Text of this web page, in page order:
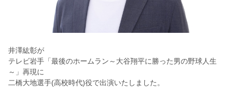
井澤紘彰が
テレビ岩手「最後のホームラン～大谷翔平に勝った男の野球人生
～」再現に
二橋大地選手(高校時代)役で出演いたしました。